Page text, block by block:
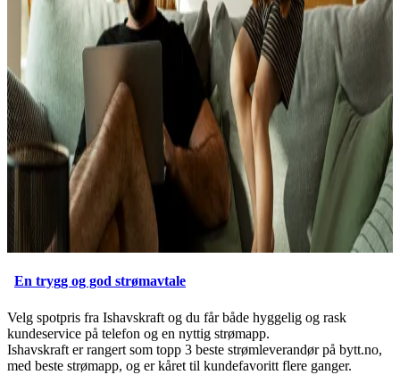
En trygg og god strømavtale
Velg spotpris fra Ishavskraft og du får både hyggelig og rask
kundeservice på telefon og en nyttig strømapp.
Ishavskraft er rangert som topp 3 beste strømleverandør på bytt.no,
med beste strømapp, og er kåret til kundefavoritt flere ganger.